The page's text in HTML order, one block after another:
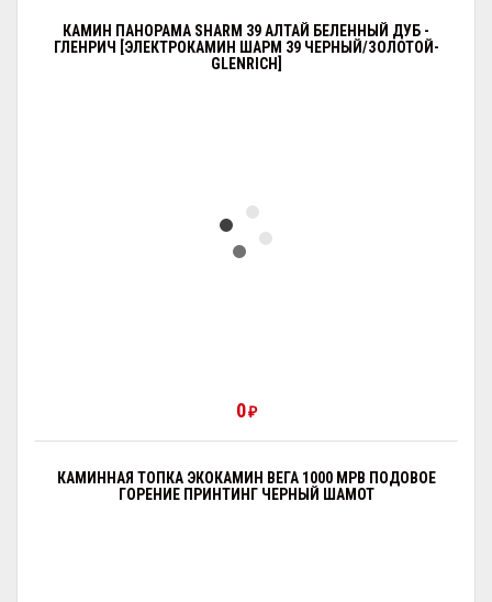
КАМИН ПАНОРАМА SHARM 39 АЛТАЙ БЕЛЕННЫЙ ДУБ -
ГЛЕНРИЧ [ЭЛЕКТРОКАМИН ШАРМ 39 ЧЕРНЫЙ/ЗОЛОТОЙ-
GLENRICH]
0₽
КАМИННАЯ ТОПКА ЭКОКАМИН ВЕГА 1000 MPB ПОДОВОЕ
ГОРЕНИЕ ПРИНТИНГ ЧЕРНЫЙ ШАМОТ